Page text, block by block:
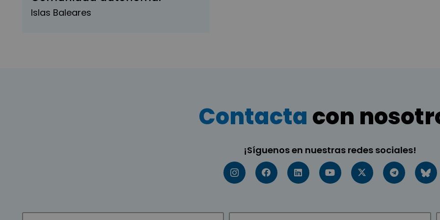
Islas Baleares
Contacta con
¡Síguenos en nuestras redes sociales!